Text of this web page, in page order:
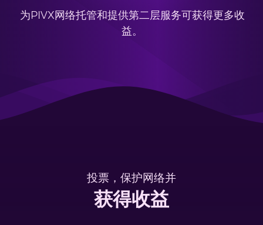
为PIVX网络托管和提供第二层服务可获得更多收
益。
投票，保护网络并
获得收益